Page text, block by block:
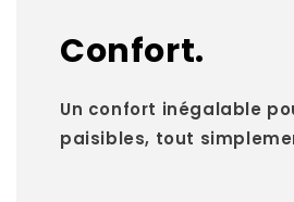
Confort.
Un confort inégalable
paisibles, tout